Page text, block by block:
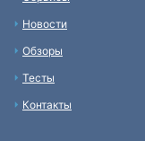
Новости
Обзоры
Тесты
Контакты